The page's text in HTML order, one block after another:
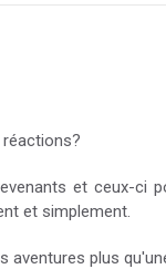
et ceux-ci
et simplement.
plus